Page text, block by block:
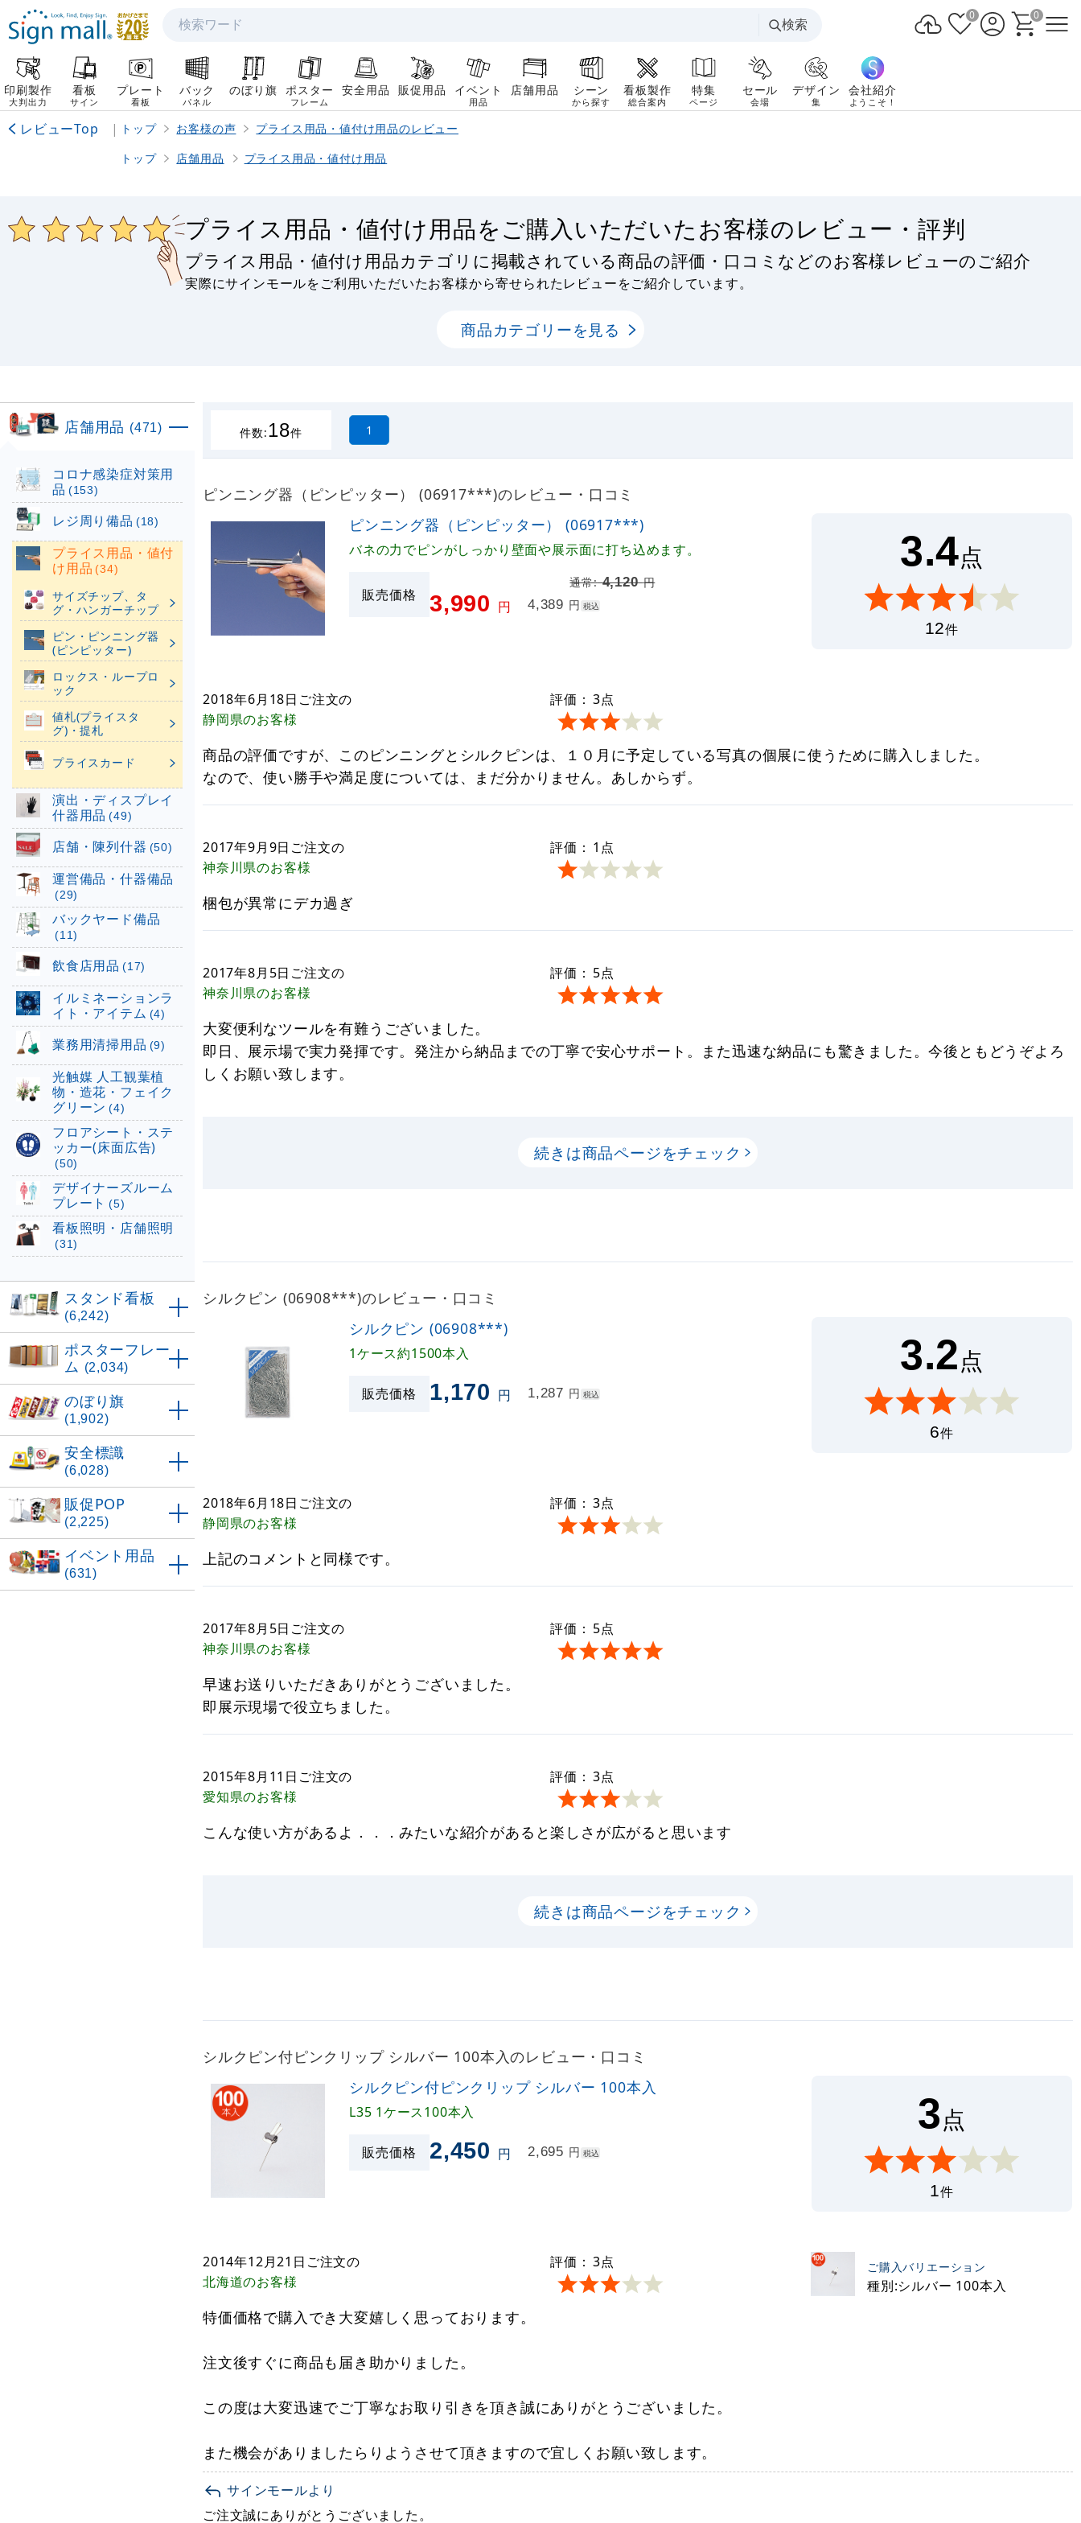
検索
検索
0 0
印刷製作
大判出力
看板
サイン
プレート
看板
バック
パネル
のぼり旗 ポスター
フレーム
安全用品 販促用品 イベント
用品
店舗用品 シーン
から探す
看板製作
総合案内
特集
ページ
セール
会場
デザイン
集
会社紹介
ようこそ！
レビューTop | トップ お客様の声
プライス用品・値付け用品のレビュー
トップ
店舗用品 プライス用品・値付け用品
プライス用品・値付け用品をご購入いただいたお客様のレビュー・評判
プライス用品・値付け用品カテゴリに掲載されている商品の評価・口コミなどのお客様レビューのご紹介
実際にサインモールをご利用いただいたお客様から寄せられたレビューをご紹介しています。
商品カテゴリーを見る
件数:18件 1
ピンニング器（ピンピッター） (06917***)のレビュー・口コミ
ピンニング器（ピンピッター） (06917***)
バネの力でピンがしっかり壁面や展示面に打ち込めます。
販売価格
通常:4,120円
3,990 円 4,389 円 税込
3.4点
12件
2018年6月18日 ご注文の
静岡県のお客様
評価： 3点
商品の評価ですが、このピンニングとシルクピンは、１０月に予定している写真の個展に使うために購入しました。
なので、使い勝手や満足度については、まだ分かりません。あしからず。
2017年9月9日 ご注文の
神奈川県のお客様
評価： 1 点
梱包が異常にデカ過ぎ
2017年8月5日 ご注文の
神奈川県のお客様
評価： 5点
大変便利なツールを有難うございました。
即日、展示場で実力発揮です。発注から納品までの丁寧で安心サポート。また迅速な納品にも驚きました。今後ともどうぞよろ
しくお願い致します。
続きは商品ページをチェック
シルクピン (06908***)のレビュー・口コミ
シルクピン (06908***)
1ケース約1500本入
販売価格 1,170 円 1,287 円 税込
3.2点
6件
2018年6月18日 ご注文の
静岡県のお客様
評価： 3点
上記のコメントと同様です。
2017年8月5日 ご注文の
神奈川県のお客様
評価： 5点
早速お送りいただきありがとうございました。
即展示現場で役立ちました。
2015年8月11日 ご注文の
愛知県のお客様
評価： 3点
こんな使い方があるよ．．．みたいな紹介があると楽しさが広がると思います
続きは商品ページをチェック
シルクピン付ピンクリップ シルバー 100本入のレビュー・口コミ
シルクピン付ピンクリップ シルバー 100本入
L35 1ケース100本入
販売価格 2,450 円 2,695 円 税込
3点
1件
2014年12月21日 ご注文の
北海道のお客様
評価： 3点 ご購入バリエーション
種別:シルバー 100本入
特価価格で購入でき大変嬉しく思っております。
注文後すぐに商品も届き助かりました。
この度は大変迅速でご丁寧なお取り引きを頂き誠にありがとうございました。
また機会がありましたらりようさせて頂きますので宜しくお願い致します。
サインモールより
ご注文誠にありがとうございました。
店舗用品 (471)
コロナ感染症対策用
品 (153)
レジ周り備品 (18)
プライス用品・値付
け用品 (34)
サイズチップ、タ
グ・ハンガーチップ
ピン・ピンニング器
(ピンピッター)
ロックス・ループロ
ック
値札(プライスタ
グ)・提札
プライスカード
演出・ディスプレイ
什器用品 (49)
店舗・陳列什器 (50)
運営備品・什器備品
(29)
バックヤード備品
(11)
飲食店用品 (17)
イルミネーションラ
イト・アイテム (4)
業務用清掃用品 (9)
光触媒 人工観葉植
物・造花・フェイク
グリーン (4)
フロアシート・ステ
ッカー(床面広告)
(50)
デザイナーズルーム
プレート (5)
看板照明・店舗照明
(31)
スタンド看板
(6,242)
ポスターフレー
ム (2,034)
のぼり旗
(1,902)
安全標識
(6,028)
販促POP
(2,225)
イベント用品
(631)